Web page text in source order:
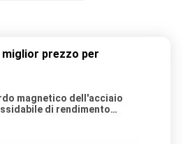
prezzo per
magnetico dell'acciaio
di rendimento